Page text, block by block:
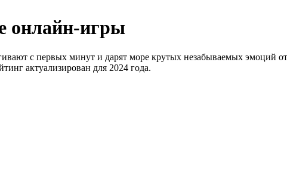
онлайн-игры
с первых минут и дарят море крутых незабываемых эмоций
актуализирован для 2024 года.